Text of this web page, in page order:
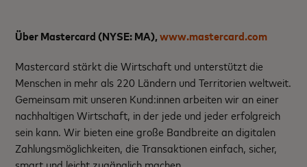
Über Mastercard (NYSE: MA),www.mastercard.com
Mastercard stärkt die Wirtschaft und unterstützt die
Menschen in mehr als 220 Ländern und Territorien weltweit.
Gemeinsam mit unseren Kund:innen arbeiten wir an einer
nachhaltigen Wirtschaft, in der jede und jeder erfolgreich
sein kann. Wir bieten eine große Bandbreite an digitalen
Zahlungsmöglichkeiten, die Transaktionen einfach, sicher,